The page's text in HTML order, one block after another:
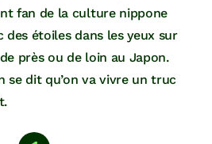
fan de la culture nippone
des étoiles dans les yeux sur
près ou de loin au Japon.
se dit qu’on va vivre un truc